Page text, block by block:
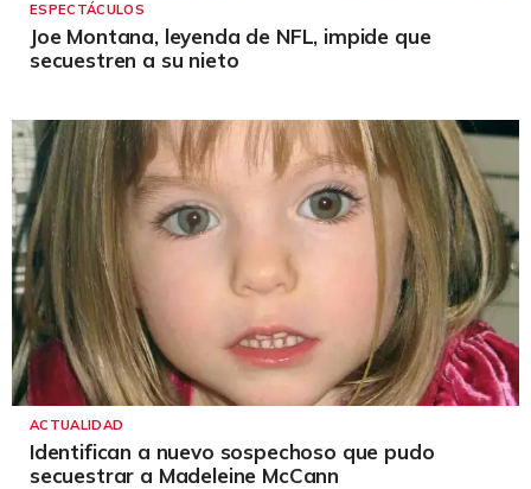
ESPECTÁCULOS
Joe Montana, leyenda de NFL, impide que
secuestren a su nieto
ACTUALIDAD
Identifican a nuevo sospechoso que pudo
secuestrar a Madeleine McCann